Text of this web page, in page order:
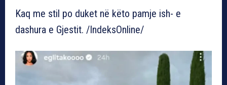
Kaq me stil po duket në këto pamje ish- e
dashura e Gjestit. /IndeksOnline/